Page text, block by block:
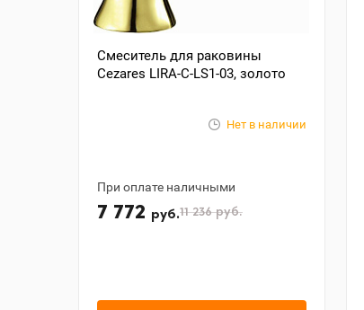
Смеситель для раковины
Cezares LIRA-C-LS1-03, золото
Нет в наличии
При оплате наличными
7 772 руб.11 236руб.